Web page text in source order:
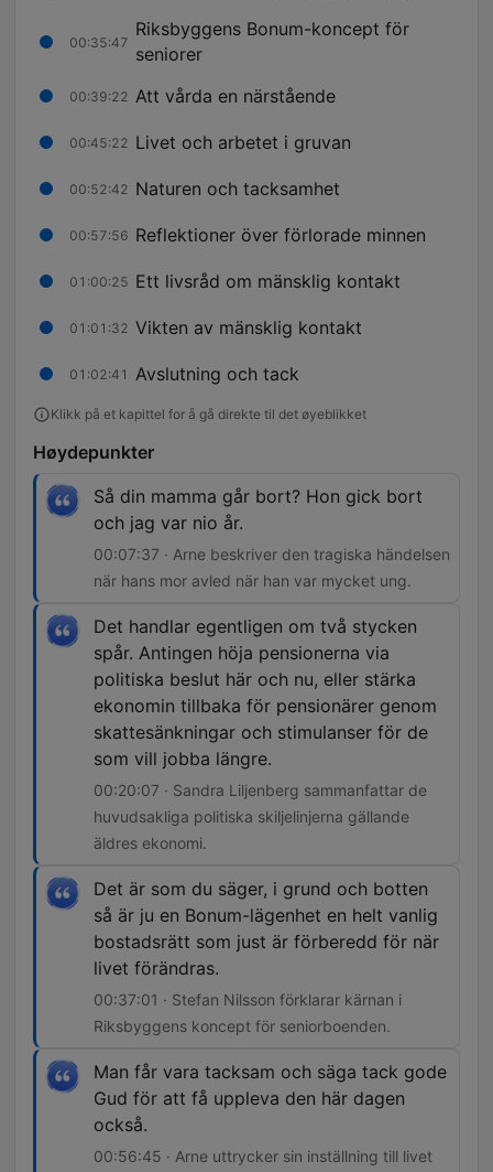
00:35:47
Riksbyggens Bonum-koncept för
seniorer
00:39:22 Att vårda en närstående
00:45:22 Livet och arbetet i gruvan
00:52:42 Naturen och tacksamhet
00:57:56 Reflektioner över förlorade minnen
01:00:25 Ett livsråd om mänsklig kontakt
01:01:32 Vikten av mänsklig kontakt
01:02:41 Avslutning och tack
Klikk på et kapittel for å gå direkte til det øyeblikket
Høydepunkter
Så din mamma går bort? Hon gick bort
och jag var nio år.
00:07:37 · Arne beskriver den tragiska händelsen
när hans mor avled när han var mycket ung.
Det handlar egentligen om två stycken
spår. Antingen höja pensionerna via
politiska beslut här och nu, eller stärka
ekonomin tillbaka för pensionärer genom
skattesänkningar och stimulanser för de
som vill jobba längre.
00:20:07 · Sandra Liljenberg sammanfattar de
huvudsakliga politiska skiljelinjerna gällande
äldres ekonomi.
Det är som du säger, i grund och botten
så är ju en Bonum-lägenhet en helt vanlig
bostadsrätt som just är förberedd för när
livet förändras.
00:37:01 · Stefan Nilsson förklarar kärnan i
Riksbyggens koncept för seniorboenden.
Man får vara tacksam och säga tack gode
Gud för att få uppleva den här dagen
också.
00:56:45 · Arne uttrycker sin inställning till livet